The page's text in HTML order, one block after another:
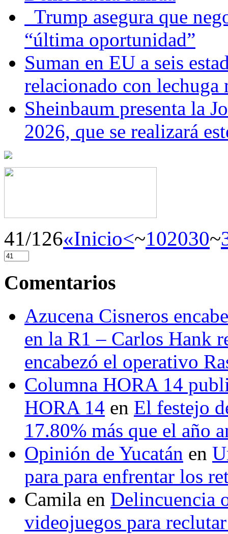
Trump asegura que
“última oportunidad”
Suman en EU a seis
relacionado con lechuga
Sheinbaum presenta la
2026, que se realizará
41/126«Inicio<~102030~
Comentarios
Azucena Cisneros
en la R1 – Carlos Hank
encabezó el operativo
Columna HORA 14
HORA 14 en El festejo
17.80% más que el año
Opinión de Yucatán en
para para enfrentar los
Camila en Delincuencia
videojuegos para